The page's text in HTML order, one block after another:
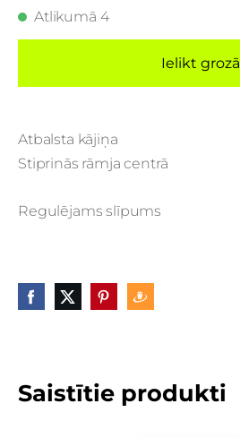
Atlikumā 4
Ielikt grozā
Atbalsta kājiņa
Stiprinās rāmja centrā
Regulējams slīpums
Saistītie produkti